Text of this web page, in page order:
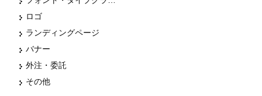
ロゴ
ランディングページ
バナー
外注・委託
その他